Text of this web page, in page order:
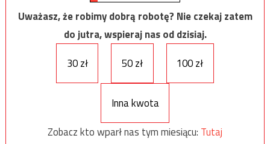
Uważasz, że robimy dobrą robotę? Nie czekaj zatem
do jutra, wspieraj nas od dzisiaj.
30 zł
50 zł 100 zł
Inna kwota
Zobacz kto wparł nas tym miesiącu: Tutaj